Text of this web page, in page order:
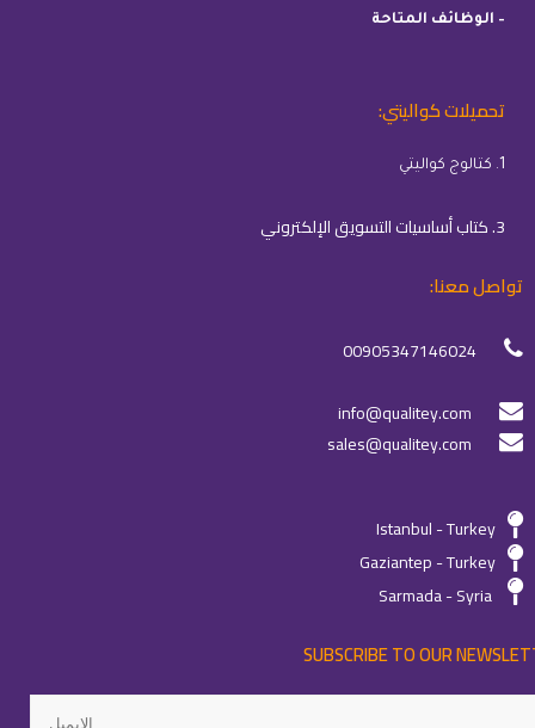
– الوظائف المتاحة
تحميلات كواليتي:
1. كتالوج كواليتي
3. كتاب أساسيات التسويق الإلكتروني
تواصل معنا:
00905347146024
info@qualitey.com
sales@qualitey.com
Istanbul - Turkey
Gaziantep - Turkey
Sarmada - Syria
SUBSCRIBE TO OUR